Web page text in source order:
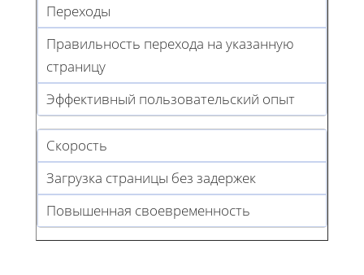
Переходы
Правильность перехода на указанную
страницу
Эффективный пользовательский опыт
Скорость
Загрузка страницы без задержек
Повышенная своевременность